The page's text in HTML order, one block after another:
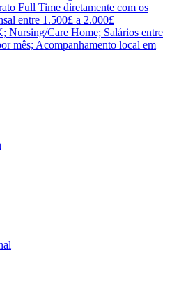
Full Time diretamente com os
entre 1.500£ a 2.000£
Nursing/Care Home; Salários entre
mês; Acompanhamento local em